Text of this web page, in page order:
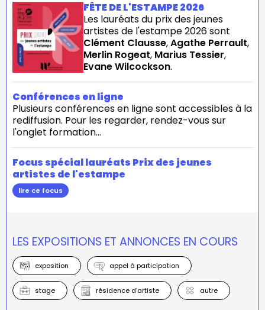
FÊTE DE L'ESTAMPE 2026
Les lauréats du prix des jeunes
artistes de l'estampe 2026 sont
Clément Clausse,Agathe Perrault,
Merlin Rogeat, Marius Tessier,
Evane Wilcockson.
Conférences en ligne
Plusieurs conférences en ligne sont accessibles à la
rediffusion. Pour les regarder, rendez-vous sur
l'onglet formation...
Focus spécial lauréats Prix des jeunes
artistes de l'estampe
lire ce focus
LES EXPOSITIONS ET ANNONCES EN COURS
exposition appel à participation
stage résidence d’artiste autre